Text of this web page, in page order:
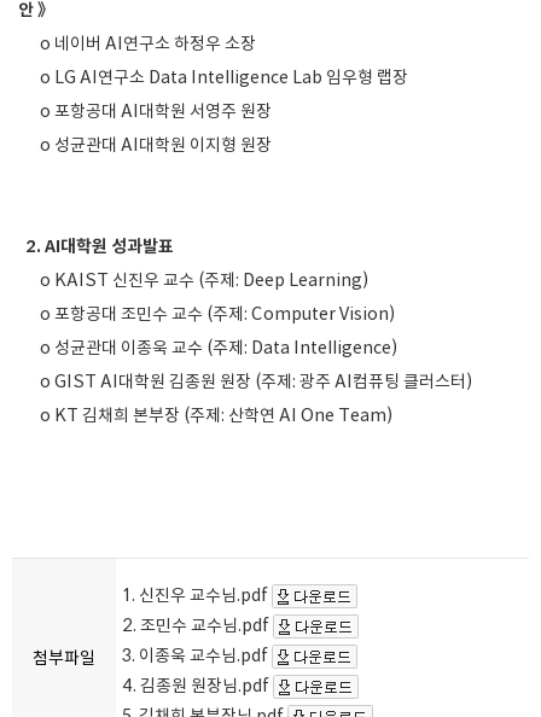
안 》
o 네이버 AI연구소 하정우 소장
o LG AI연구소 Data Intelligence Lab 임우형 랩장
o 포항공대 AI대학원 서영주 원장
o 성균관대 AI대학원 이지형 원장
2. AI대학원 성과발표
o KAIST 신진우 교수 (주제: Deep Learning)
o 포항공대 조민수 교수 (주제: Computer Vision)
o 성균관대 이종욱 교수 (주제: Data Intelligence)
o GIST AI대학원 김종원 원장 (주제: 광주 AI컴퓨팅 클러스터)
o KT 김채희 본부장 (주제: 산학연 AI One Team)
첨부파일
1. 신진우 교수님.pdf
2. 조민수 교수님.pdf
3. 이종욱 교수님.pdf
4. 김종원 원장님.pdf